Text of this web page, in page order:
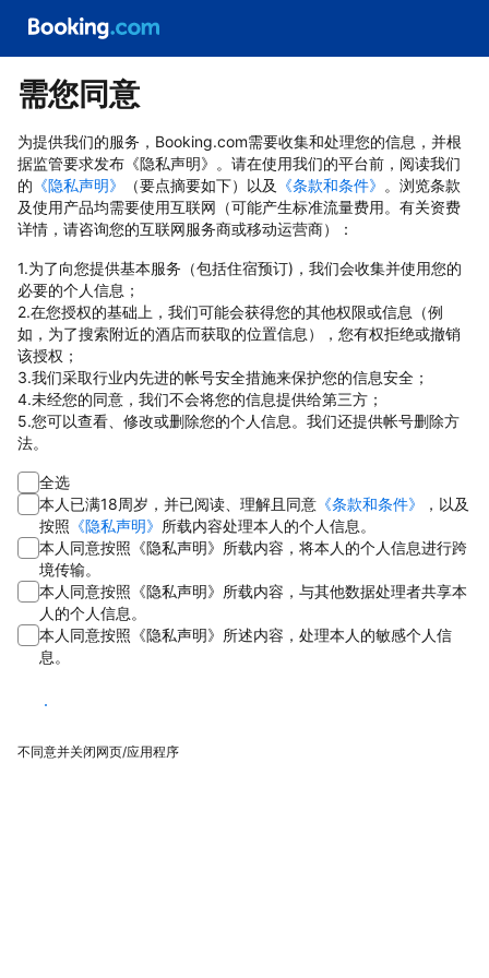
需您同意
为提供我们的服务，Booking.com需要收集和处理您的信息，并根
据监管要求发布《隐私声明》。请在使用我们的平台前，阅读我们
的 《隐私声明》 （要点摘要如下）以及 《条款和条件》 。浏览条款
及使用产品均需要使用互联网（可能产生标准流量费用。有关资费
详情，请咨询您的互联网服务商或移动运营商）：
1.为了向您提供基本服务（包括住宿预订)，我们会收集并使用您的
必要的个人信息；
2.在您授权的基础上，我们可能会获得您的其他权限或信息（例
如，为了搜索附近的酒店而获取的位置信息），您有权拒绝或撤销
该授权；
3.我们采取行业内先进的帐号安全措施来保护您的信息安全；
4.未经您的同意，我们不会将您的信息提供给第三方；
5.您可以查看、修改或删除您的个人信息。我们还提供帐号删除方
法。
全选
本人已满18周岁，并已阅读、理解且同意 《条款和条件》
，以及
按照 《隐私声明》 所载内容处理本人的个人信息。
本人同意按照《隐私声明》所载内容，将本人的个人信息进行跨
境传输。
本人同意按照《隐私声明》所载内容，与其他数据处理者共享本
人的个人信息。
本人同意按照《隐私声明》所述内容，处理本人的敏感个人信
息。
同意
不同意并关闭网页/应用程序